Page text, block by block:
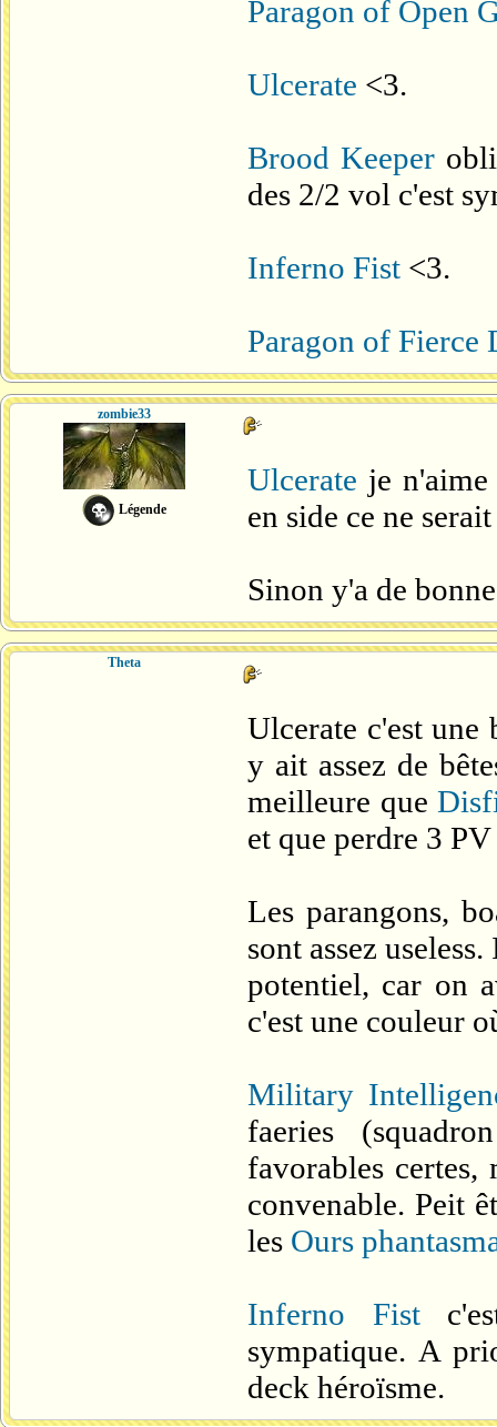
Paragon of Open
Ulcerate <3.
Brood Keeper
des 2/2 vol c'est
Inferno Fist <3.
Paragon of Fierce
zombie33
Légende
Ulcerate je
en side ce ne
Sinon y'a de
Theta
Ulcerate c'est une
y ait assez de
meilleure que
et que perdre 3
Les parangons,
sont assez
potentiel, car on
c'est une couleur
Military
faeries
favorables certes,
convenable. Peit
les Ours
Inferno Fist
sympatique. A
deck héroïsme.